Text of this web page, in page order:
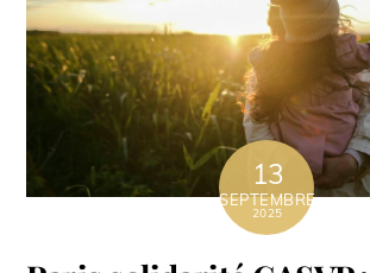
13
SEPTEMBRE
2025